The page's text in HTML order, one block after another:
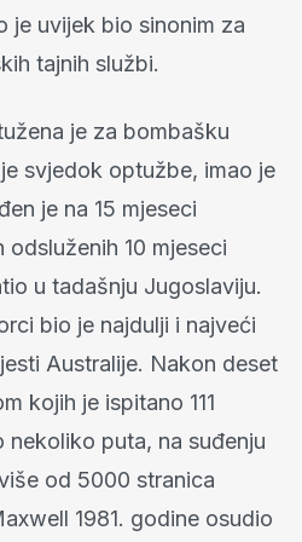
je uvijek bio sinonim za
tajnih službi.
je za bombašku
svjedok optužbe, imao je
je na 15 mjeseci
10 mjeseci
u tadašnju Jugoslaviju.
bio je najdulji i najveći
Australije. Nakon deset
kojih je ispitano 111
puta, na suđenju
od 5000 stranica
1981. godine osudio